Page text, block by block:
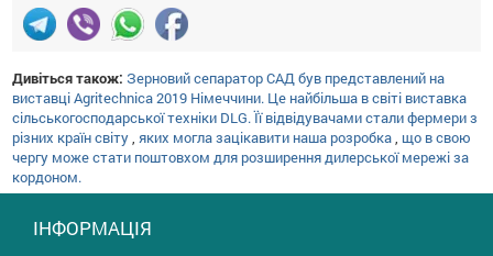
Дивіться також: Зерновий сепаратор САД був представлений на
виставці Agritechnica 2019 Німеччини. Це найбільша в світі виставка
сільськогосподарської техніки DLG. Її відвідувачами стали фермери з
різних країн світу яких могла зацікавити наша розробка що в свою
чергу може стати поштовхом для розширення дилерської мережі за
кордоном.
ІНФОРМАЦІЯ